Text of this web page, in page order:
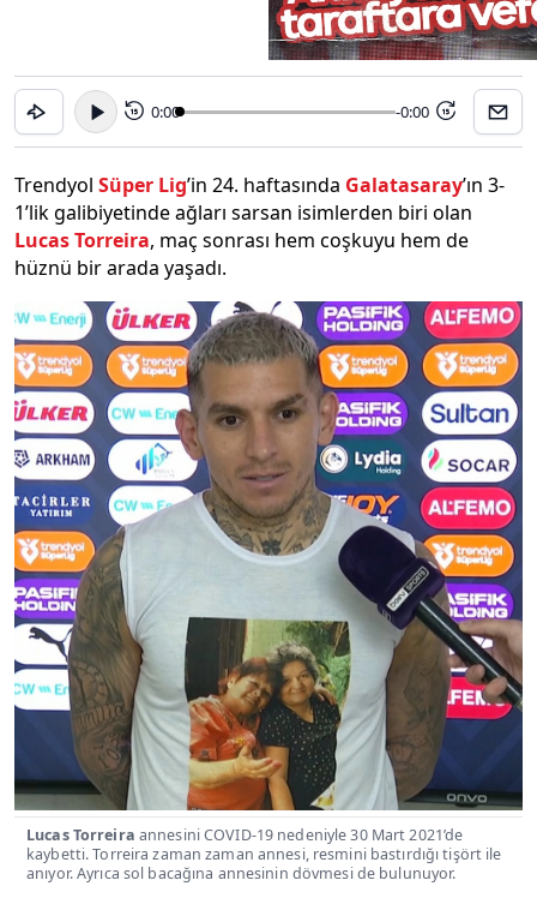
15 0:00 -0:00 15
Trendyol Süper Lig’in 24. haftasında Galatasaray’ın 3-
1’lik galibiyetinde ağları sarsan isimlerden biri olan
Lucas Torreira, maç sonrası hem coşkuyu hem de
hüznü bir arada yaşadı.
Lucas Torreira annesini COVID-19 nedeniyle 30 Mart 2021’de
kaybetti. Torreira zaman zaman annesi, resmini bastırdığı tişört ile
anıyor. Ayrıca sol bacağına annesinin dövmesi de bulunuyor.